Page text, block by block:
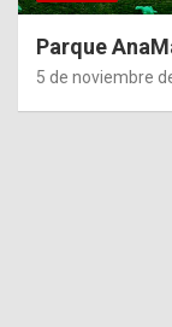
Parque
5 de noviembre